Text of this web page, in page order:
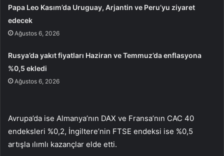
Papa Leo Kasım’da Uruguay, Arjantin ve Peru’yu ziyaret
edecek
Ağustos 6, 2026
Rusya’da yakıt fiyatları Haziran ve Temmuz’da enflasyona
%0,5 ekledi
Ağustos 6, 2026
Avrupa’da ise Almanya’nın DAX ve Fransa’nın CAC 40
endeksleri %0,2, İngiltere’nin FTSE endeksi ise %0,5
artışla ılımlı kazançlar elde etti.